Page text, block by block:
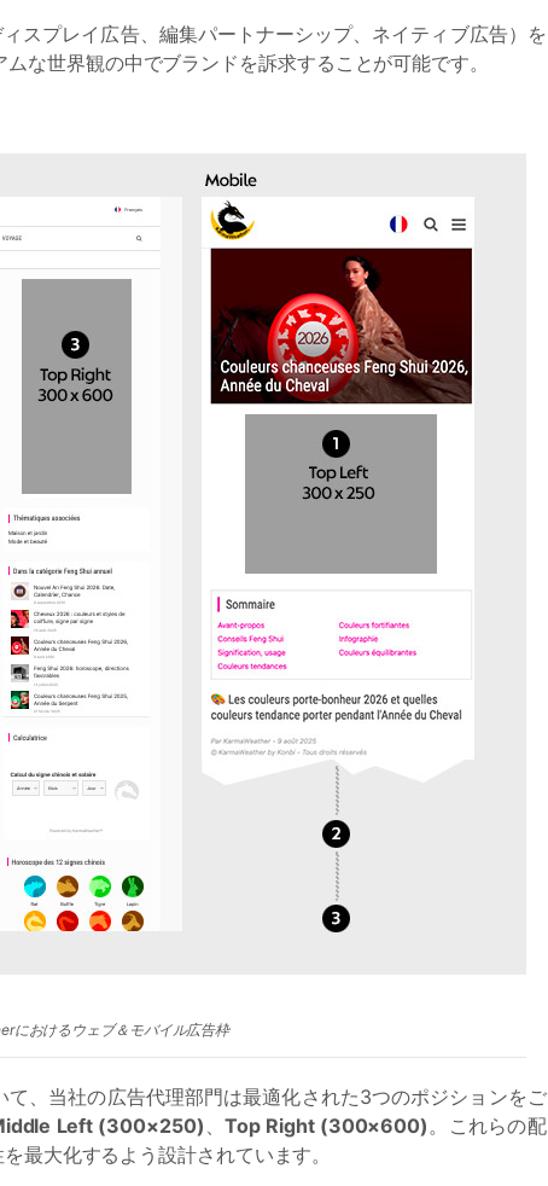
スプレイ広告、編集パートナーシップ、ネイティブ広告）を
な世界観の中でブランドを訴求することが可能です。
におけるウェブ＆モバイル広告枠
、当社の広告代理部門は最適化された3つのポジションをご
Left (300×250) 、Top Right (300×600)。これらの配
最大化するよう設計されています。